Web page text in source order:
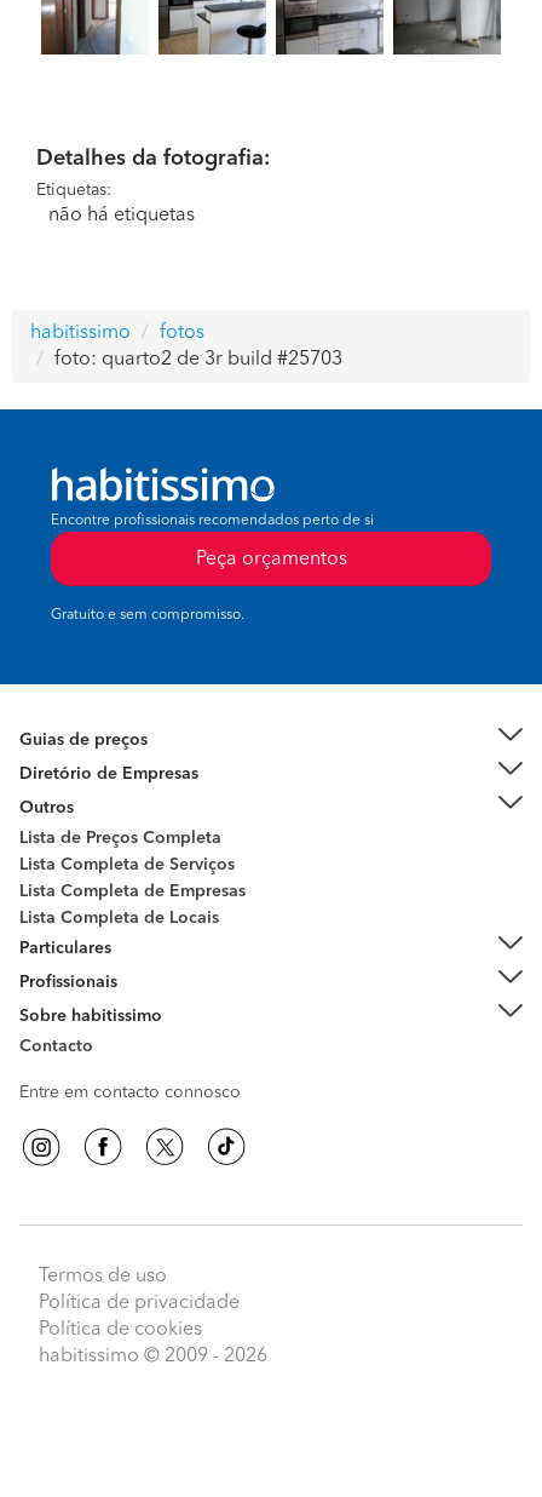
Detalhes da fotografia:
Etiquetas:
não há etiquetas
habitissimo
fotos
foto: quarto2 de 3r build #25703
Encontre profissionais recomendados perto de si
Peça orçamentos
Gratuito e sem compromisso.
Guias de preços
Diretório de Empresas
Outros
Lista de Preços Completa
Lista Completa de Serviços
Lista Completa de Empresas
Lista Completa de Locais
Particulares
Profissionais
Sobre habitissimo
Contacto
Entre em contacto connosco
Termos de uso
Política de privacidade
Política de cookies
habitissimo © 2009 - 2026